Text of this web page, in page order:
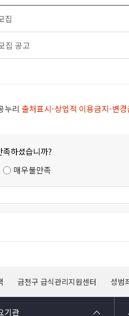
집
집 공고
누리 출처표시-상업적 이용금지-변경
하셨습니까?
매우불만족
금천구 급식관리지원센터 성범
기관